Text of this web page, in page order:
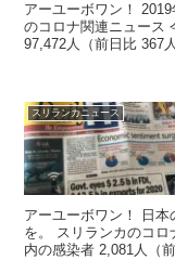
アーユーボワン！ 2019年の連続爆破テロ事件から2年。 スリランカ
のコロナ関連ニュース 今朝の時点で、スリランカ国内の感染者
97,472人（前日比 367
スリランカニュース
アーユーボワン！ 日本の大雨が大変そう。読者の皆さまのご無事
を。 スリランカのコロナ関連ニュース 今朝の時点で、スリランカ国